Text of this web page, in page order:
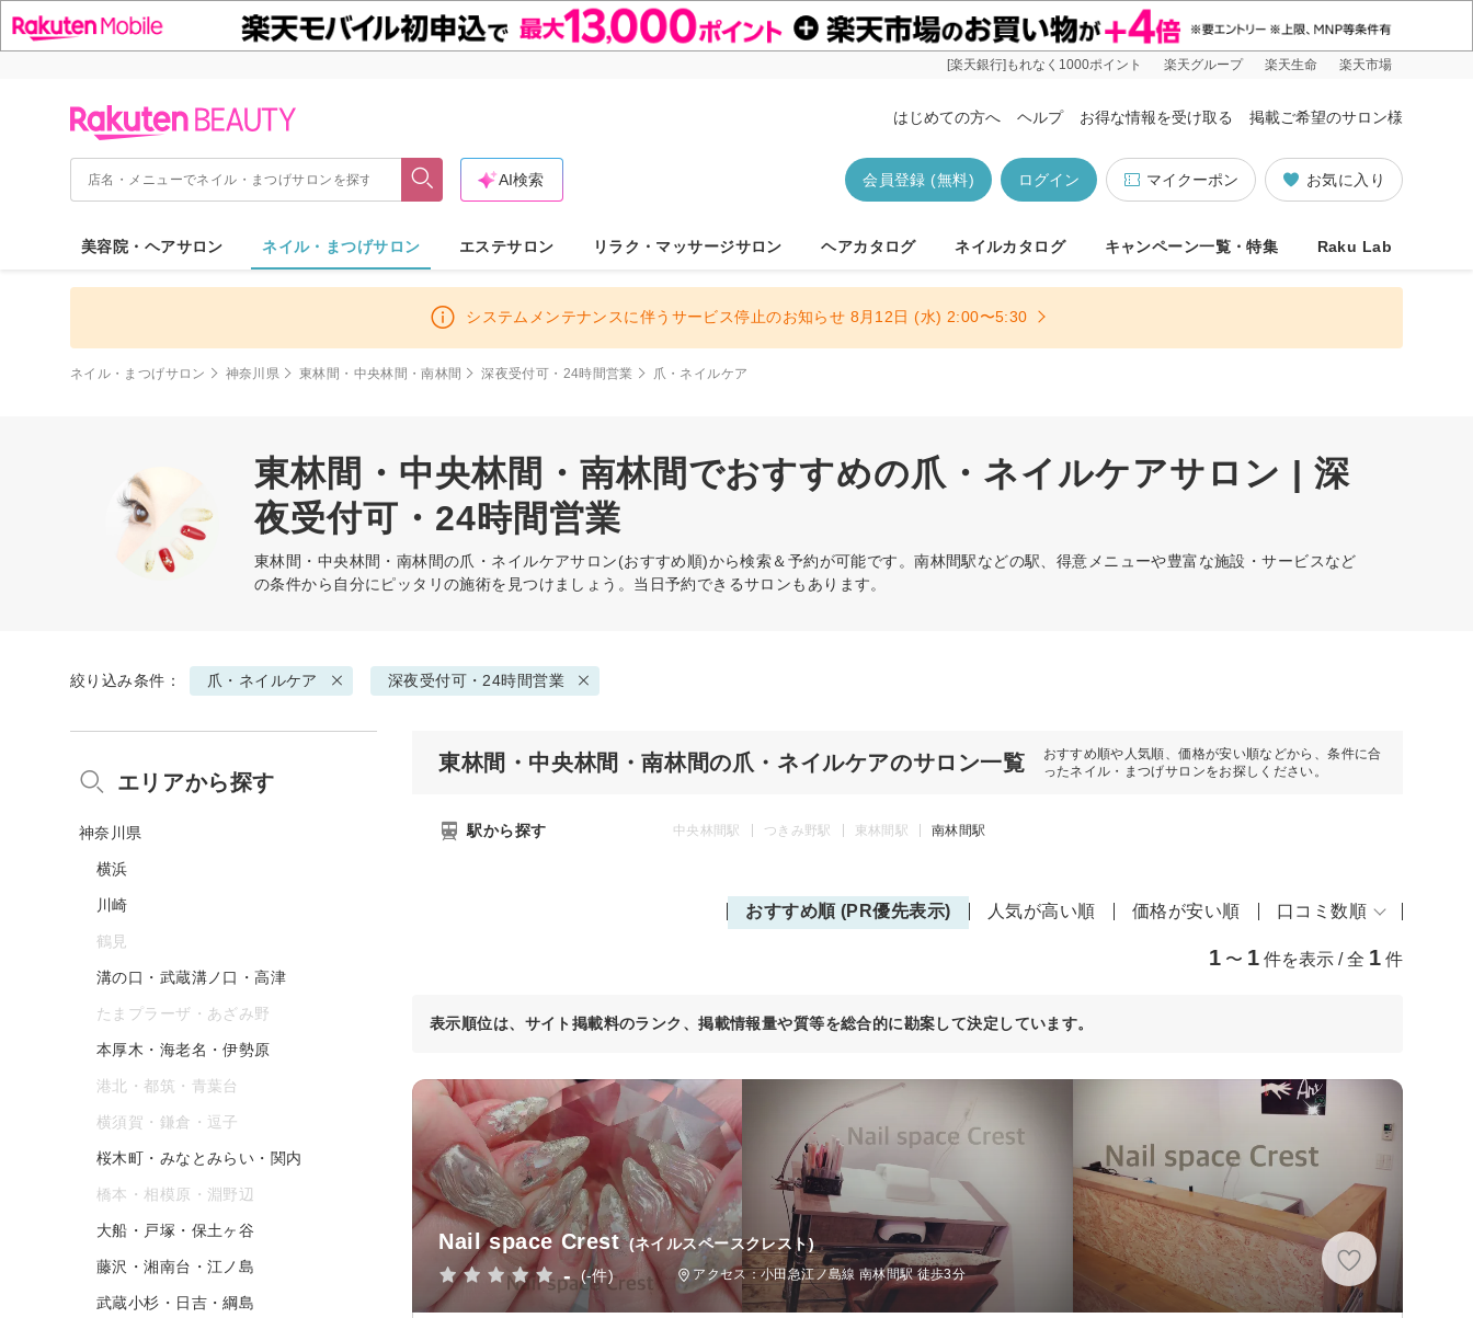
[楽天銀行]もれなく1000ポイント 楽天グループ 楽天生命 楽天市場
はじめての方へ ヘルプ お得な情報を受け取る 掲載ご希望のサロン様
お気に入り
マイクーポン
ログイン
会員登録 (無料)
AI検索
美容院・ヘアサロン ネイル・まつげサロン エステサロン リラク・マッサージサロン ヘアカタログ ネイルカタログ キャンペーン一覧・特集 Raku Lab
システムメンテナンスに伴うサービス停止のお知らせ 8月12日 (水) 2:00〜5:30
ネイル・まつげサロン 神奈川県 東林間・中央林間・南林間 深夜受付可・24時間営業 爪・ネイルケア
東林間・中央林間・南林間でおすすめの爪・ネイルケアサロン | 深
夜受付可・24時間営業
東林間・中央林間・南林間の爪・ネイルケアサロン(おすすめ順)から検索＆予約が可能です。南林間駅などの駅、得意メニューや豊富な施設・サービスなど
の条件から自分にピッタリの施術を見つけましょう。当日予約できるサロンもあります。
絞り込み条件： 爪・ネイルケア 深夜受付可・24時間営業
東林間・中央林間・南林間の爪・ネイルケアのサロン一覧
おすすめ順や人気順、価格が安い順などから、条件に合
ったネイル・まつげサロンをお探しください。
駅から探す 中央林間駅 つきみ野駅 東林間駅 南林間駅
おすすめ順 (PR優先表示) 人気が高い順 価格が安い順 口コミ数順
1 〜 1 件を表示 / 全 1 件
表示順位は、サイト掲載料のランク、掲載情報量や質等を総合的に勘案して決定しています。
Nail space Crest (ネイルスペースクレスト)
- (-件) アクセス：小田急江ノ島線 南林間駅 徒歩3分
エリアから探す
神奈川県
横浜
川崎
鶴見
溝の口・武蔵溝ノ口・高津
たまプラーザ・あざみ野
本厚木・海老名・伊勢原
港北・都筑・青葉台
横須賀・鎌倉・逗子
桜木町・みなとみらい・関内
橋本・相模原・淵野辺
大船・戸塚・保土ヶ谷
藤沢・湘南台・江ノ島
武蔵小杉・日吉・綱島